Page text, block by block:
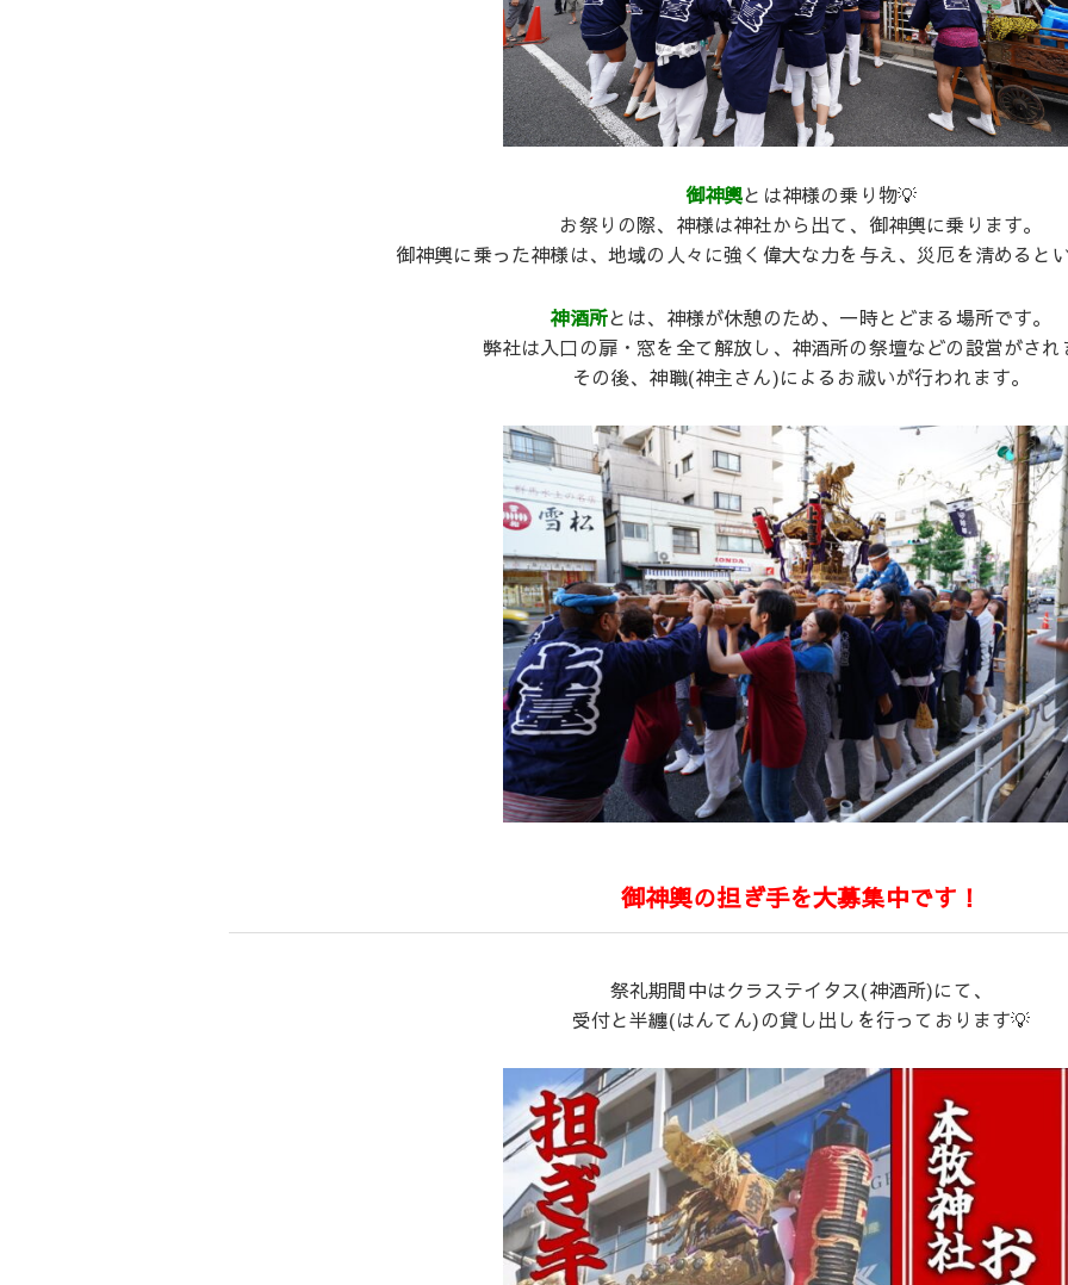
御神輿とは神様の乗り物💡
お祭りの際、神様は神社から出て、御神輿に乗ります。
御神輿に乗った神様は、地域の人々に強く偉大な力を与え、災厄を清めると
神酒所とは、神様が休憩のため、一時とどまる場所です。
弊社は入口の扉・窓を全て解放し、神酒所の祭壇などの設営がされ
その後、神職(神主さん)によるお祓いが行われます。
御神輿の担ぎ手を大募集中です！
祭礼期間中はクラステイタス(神酒所)にて、
受付と半纏(はんてん)の貸し出しを行っております💡